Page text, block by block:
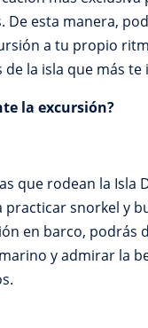
De esta manera,
a tu propio
la isla que más te
la excursión?
que rodean la Isla
practicar snorkel y
en barco, podrás
y admirar la